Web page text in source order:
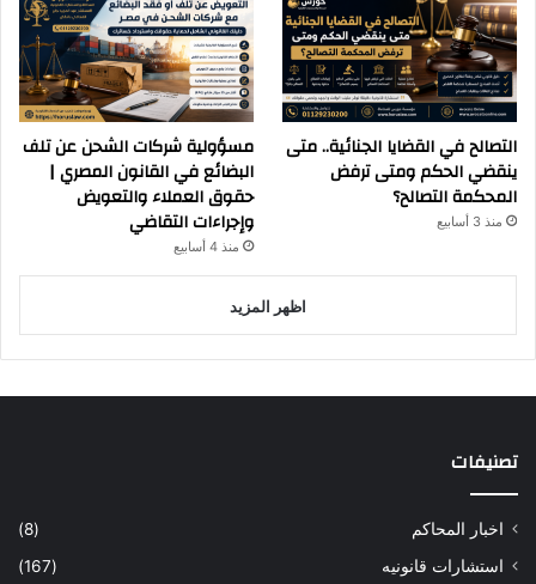
التصالح في القضايا الجنائية.. متى
ينقضي الحكم ومتى ترفض
المحكمة التصالح؟
منذ 3 أسابيع
مسؤولية شركات الشحن عن تلف
البضائع في القانون المصري |
حقوق العملاء والتعويض
وإجراءات التقاضي
منذ 4 أسابيع
اظهر المزيد
تصنيفات
اخبار المحاكم
(8)
استشارات قانونيه
(167)